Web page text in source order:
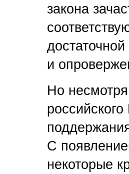
закона
и
Но
С
некоторые